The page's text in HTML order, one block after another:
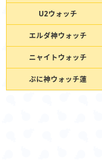
U2ウォッチ
エルダ神ウォッチ
ニャイトウォッチ
ぷに神ウォッチ蓮